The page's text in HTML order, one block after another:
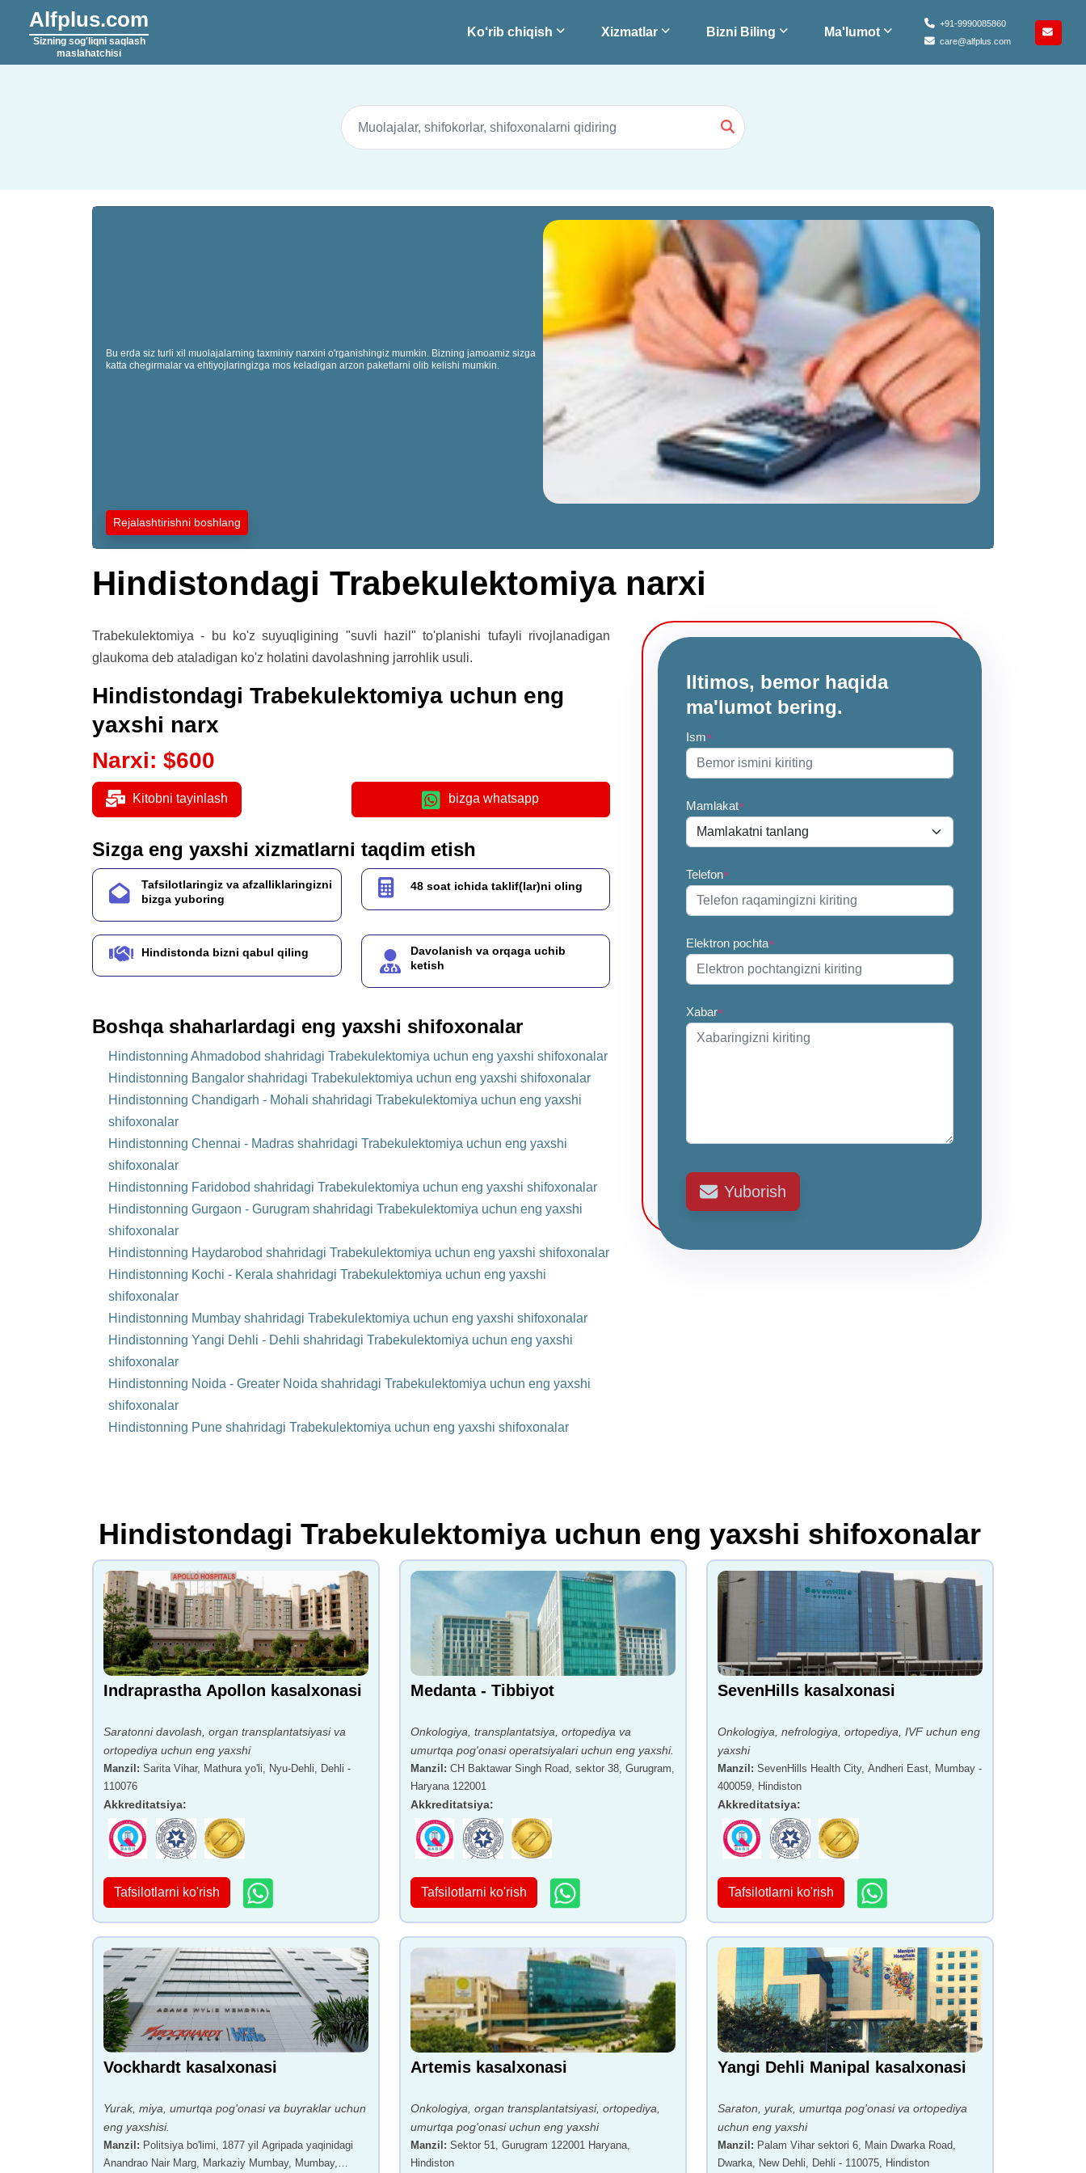
Alfplus.com
Sizning sog'liqni saqlash
maslahatchisi
+91-9990085860
care@alfplus.com
Ko‘rib chiqish Xizmatlar Bizni Biling Ma'lumot
Bu erda siz turli xil muolajalarning taxminiy narxini o'rganishingiz mumkin. Bizning jamoamiz sizga
katta chegirmalar va ehtiyojlaringizga mos keladigan arzon paketlarni olib kelishi mumkin.
Rejalashtirishni boshlang
Hindistondagi Trabekulektomiya narxi
Trabekulektomiya - bu ko'z suyuqligining "suvli hazil" to'planishi tufayli rivojlanadigan
glaukoma deb ataladigan ko'z holatini davolashning jarrohlik usuli.
Hindistondagi Trabekulektomiya uchun eng
yaxshi narx
Narxi: $600
Kitobni tayinlash bizga whatsapp
Sizga eng yaxshi xizmatlarni taqdim etish
Tafsilotlaringiz va afzalliklaringizni
bizga yuboring
48 soat ichida taklif(lar)ni oling
Hindistonda bizni qabul qiling
Davolanish va orqaga uchib
ketish
Boshqa shaharlardagi eng yaxshi shifoxonalar
Hindistonning Ahmadobod shahridagi Trabekulektomiya uchun eng yaxshi shifoxonalar
Hindistonning Bangalor shahridagi Trabekulektomiya uchun eng yaxshi shifoxonalar
Hindistonning Chandigarh - Mohali shahridagi Trabekulektomiya uchun eng yaxshi
shifoxonalar
Hindistonning Chennai - Madras shahridagi Trabekulektomiya uchun eng yaxshi
shifoxonalar
Hindistonning Faridobod shahridagi Trabekulektomiya uchun eng yaxshi shifoxonalar
Hindistonning Gurgaon - Gurugram shahridagi Trabekulektomiya uchun eng yaxshi
shifoxonalar
Hindistonning Haydarobod shahridagi Trabekulektomiya uchun eng yaxshi shifoxonalar
Hindistonning Kochi - Kerala shahridagi Trabekulektomiya uchun eng yaxshi
shifoxonalar
Hindistonning Mumbay shahridagi Trabekulektomiya uchun eng yaxshi shifoxonalar
Hindistonning Yangi Dehli - Dehli shahridagi Trabekulektomiya uchun eng yaxshi
shifoxonalar
Hindistonning Noida - Greater Noida shahridagi Trabekulektomiya uchun eng yaxshi
shifoxonalar
Hindistonning Pune shahridagi Trabekulektomiya uchun eng yaxshi shifoxonalar
Iltimos, bemor haqida
ma'lumot bering.
Ism*
Mamlakat*
Telefon*
Elektron pochta*
Xabar*
Yuborish
Hindistondagi Trabekulektomiya uchun eng yaxshi shifoxonalar
Indraprastha Apollon kasalxonasi
Saratonni davolash, organ transplantatsiyasi va
ortopediya uchun eng yaxshi
Manzil: Sarita Vihar, Mathura yo'li, Nyu-Dehli, Dehli -
110076
Akkreditatsiya:
Tafsilotlarni ko'rish
Medanta - Tibbiyot
Onkologiya, transplantatsiya, ortopediya va
umurtqa pog'onasi operatsiyalari uchun eng yaxshi.
Manzil: CH Baktawar Singh Road, sektor 38, Gurugram,
Haryana 122001
Akkreditatsiya:
Tafsilotlarni ko'rish
SevenHills kasalxonasi
Onkologiya, nefrologiya, ortopediya, IVF uchun eng
yaxshi
Manzil: SevenHills Health City, Andheri East, Mumbay -
400059, Hindiston
Akkreditatsiya:
Tafsilotlarni ko'rish
Vockhardt kasalxonasi
Yurak, miya, umurtqa pog'onasi va buyraklar uchun
eng yaxshisi.
Manzil: Politsiya bo'limi, 1877 yil Agripada yaqinidagi
Anandrao Nair Marg, Markaziy Mumbay, Mumbay,
Artemis kasalxonasi
Onkologiya, organ transplantatsiyasi, ortopediya,
umurtqa pog'onasi uchun eng yaxshi
Manzil: Sektor 51, Gurugram 122001 Haryana,
Hindiston
Yangi Dehli Manipal kasalxonasi
Saraton, yurak, umurtqa pog'onasi va ortopediya
uchun eng yaxshi
Manzil: Palam Vihar sektori 6, Main Dwarka Road,
Dwarka, New Dehli, Dehli - 110075, Hindiston